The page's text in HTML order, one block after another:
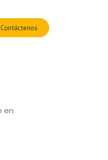
Contáctenos
en